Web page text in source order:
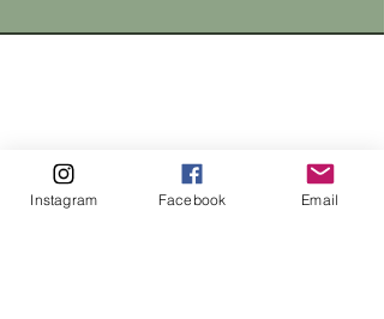
Instagram Facebook Email